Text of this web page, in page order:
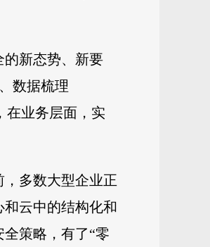
的新态势、新要
数据梳理
在业务层面，实
多数大型企业正
云中的结构化和
策略，有了“零